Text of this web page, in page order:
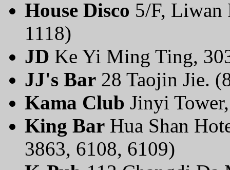
House Disco 5/F, Liwan
1118)
JD Ke Yi Ming Ting,
JJ's Bar 28 Taojin Jie.
Kama Club Jinyi
King Bar Hua Shan
3863, 6108, 6109)